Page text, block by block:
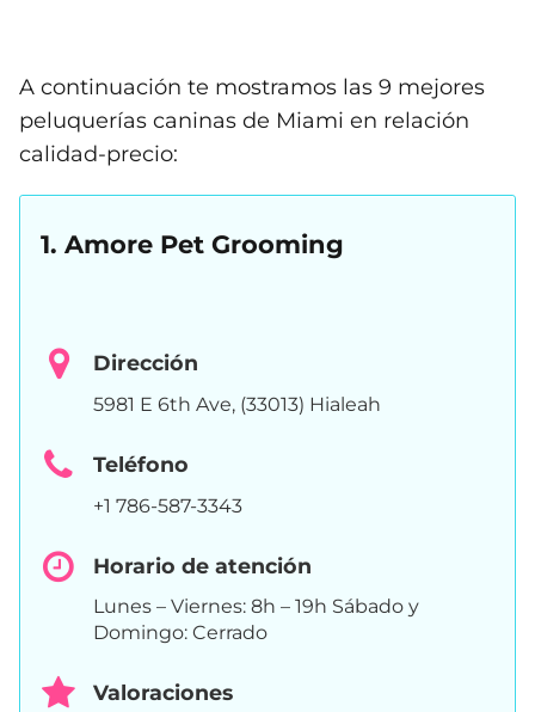
A continuación te mostramos las 9 mejores
peluquerías caninas de Miami en relación
calidad-precio:
1. Amore Pet Grooming
Dirección
5981 E 6th Ave, (33013) Hialeah
Teléfono
+1 786-587-3343
Horario de atención
Lunes – Viernes: 8h – 19h Sábado y
Domingo: Cerrado
Valoraciones